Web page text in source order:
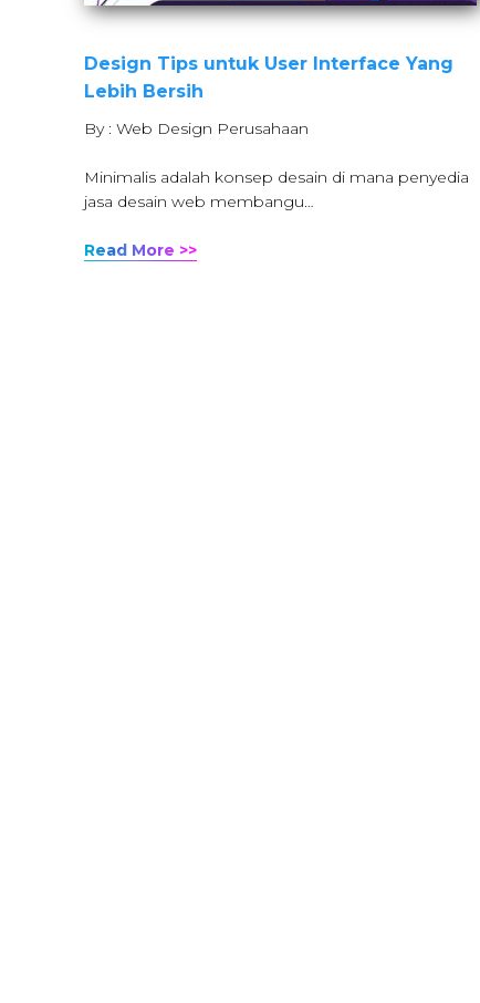
Design Tips untuk User Interface Yang
Lebih Bersih
By : Web Design Perusahaan
Minimalis adalah konsep desain di mana penyedia
jasa desain web membangu…
Read More >>